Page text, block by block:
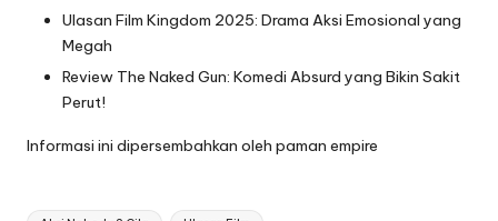
Ulasan Film Kingdom 2025: Drama Aksi Emosional yang
Megah
Review The Naked Gun: Komedi Absurd yang Bikin Sakit
Perut!
Informasi ini dipersembahkan oleh paman empire
Tags: